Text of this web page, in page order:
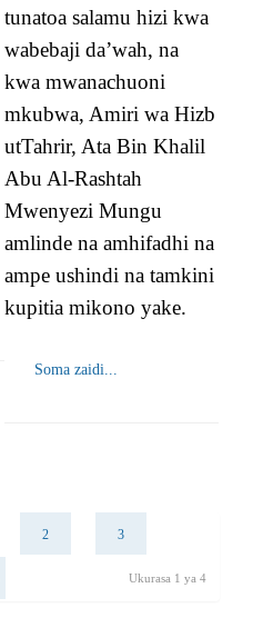
tunatoa salamu hizi kwa
wabebaji da’wah, na
kwa mwanachuoni
mkubwa, Amiri wa Hizb
utTahrir, Ata Bin Khalil
Abu Al-Rashtah
Mwenyezi Mungu
amlinde na amhifadhi na
ampe ushindi na tamkini
kupitia mikono yake.
Soma zaidi...
2 3
Ukurasa 1 ya 4